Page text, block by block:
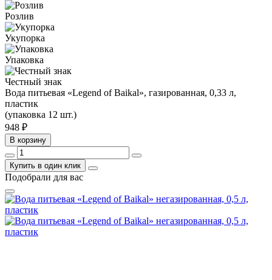
Розлив
Укупорка
Упаковка
Честный знак
Вода питьевая «Legend of Baikal», газированная, 0,33 л,
пластик
(упаковка 12 шт.)
948 ₽
В корзину
Купить в один клик
Подобрали для вас